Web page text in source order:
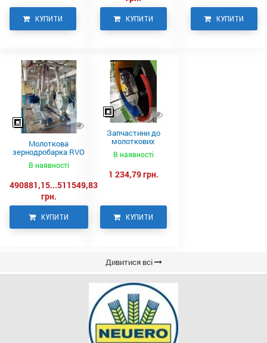
КУПИТИ КУПИТИ КУПИТИ
Молоткова
зернодробарка RVO
930 NEUERO
В наявності
490881,15...511549,83
грн.
КУПИТИ
Запчастини до
молоткових
дробарок RVO,
NEUERO
В наявності
1 234,79 грн.
КУПИТИ
Дивитися всі